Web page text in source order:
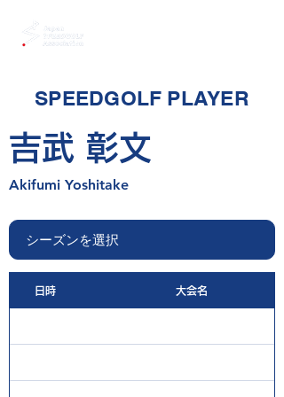
SPEEDGOLF PLAYER
吉武 彰文
Akifumi Yoshitake
日時 大会名